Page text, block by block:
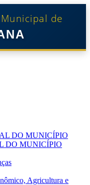
de
DO MUNICÍPIO
DO MUNICÍPIO
Agricultura e